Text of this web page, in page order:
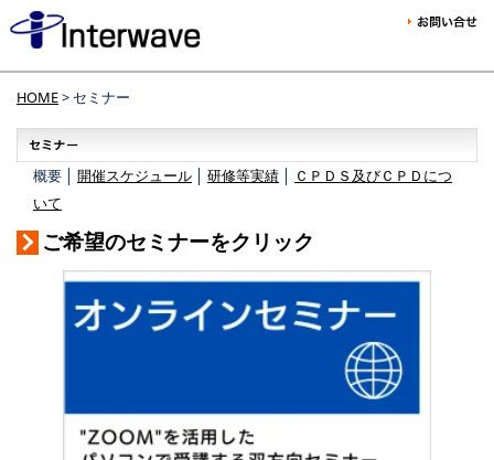
HOME> セミナー
概要 │ 開催スケジュール 研修等実績
ＣＰＤＳ及びＣＰＤにつ
いて
ご希望のセミナーをクリック